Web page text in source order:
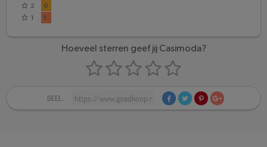
2
0
1
1
Hoeveel sterren geef jij Casimoda?
DEEL: